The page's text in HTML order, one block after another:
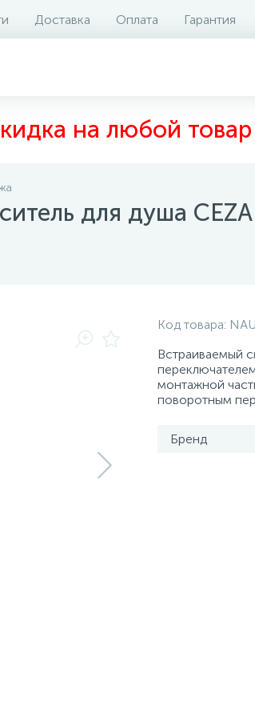
Доставка Оплата Гарантия
на любой товар
для душа
на складе Отзывы 0
Код товара:
Встраиваемый
монтажной
поворотным
Бренд